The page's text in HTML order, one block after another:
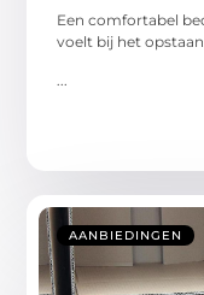
Een comfortabel
voelt bij het opstaan.
...
AANBIEDINGEN